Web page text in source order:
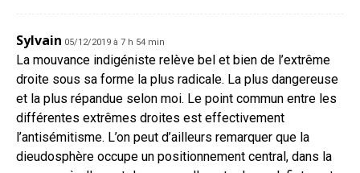
Sylvain 05/12/2019 à 7 h 54 min
La mouvance indigéniste relève bel et bien de l’extrême
droite sous sa forme la plus radicale. La plus dangereuse
et la plus répandue selon moi. Le point commun entre les
différentes extrêmes droites est effectivement
l’antisémitisme. L’on peut d’ailleurs remarquer que la
dieudosphère occupe un positionnement central, dans la